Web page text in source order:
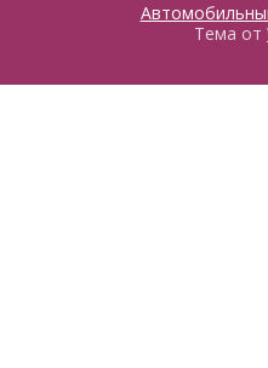
Тема от